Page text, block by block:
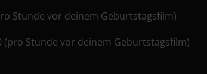
Stunde vor deinem Geburtstagsfilm)
(pro Stunde vor deinem Geburtstagsfilm)